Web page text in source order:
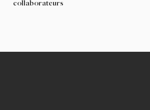
collaborateurs